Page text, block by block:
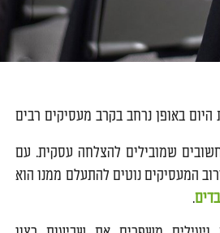
היום באופן נרחב בקרב מעסיקים רבים
שמובילים להצלחה עסקית. עם
המעסיקים נוטים להתעלם ממנו הוא
.